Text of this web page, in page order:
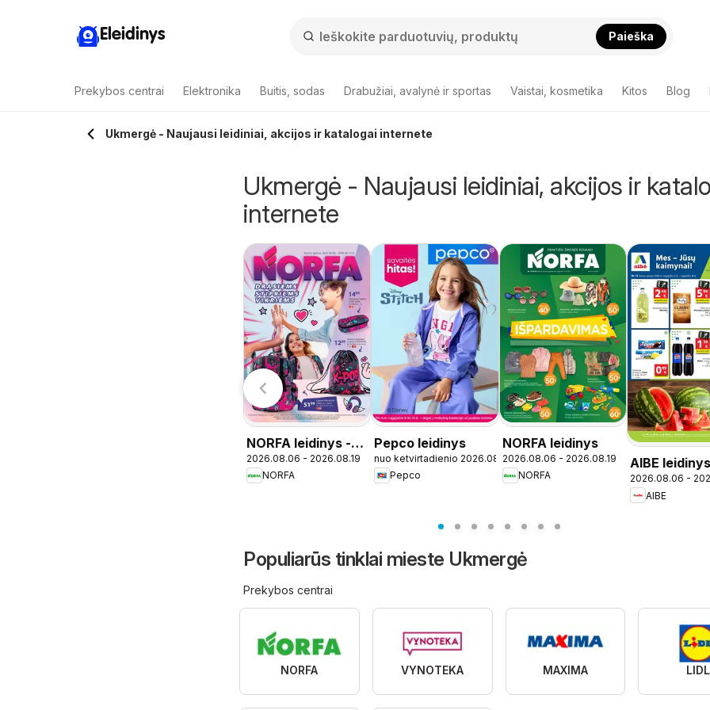
Eleidinys Paieška
Prekybos centrai Elektronika Buitis, sodas Drabužiai, avalynė ir sportas Vaistai, kosmetika Kitos Blog
Ukmergė - Naujausi leidiniai, akcijos ir katalogai internete
Ukmergė - Naujausi leidiniai, akcijos ir
internete
NORFA leidinys -
Mokykla
2026.08.06 - 2026.08.19
NORFA
Pepco leidinys
nuo ketvirtadienio 2026.08.06
Pepco
NORFA leidinys
2026.08.06 - 2026.08.19
NORFA
AIBE leidinys
2026.08.06 -
AIBE
Populiarūs tinklai mieste Ukmergė
Prekybos centrai
NORFA VYNOTEKA MAXIMA LIDL